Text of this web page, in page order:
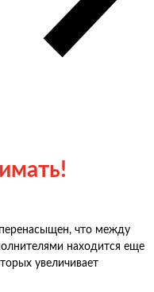
что между
находится еще
увеличивает